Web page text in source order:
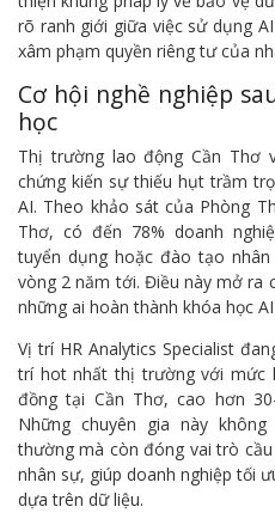
rõ ranh giới giữa việc sử dụng
xâm phạm quyền riêng tư của
Cơ hội nghề nghiệp
học
Thị trường lao động Cần Thơ
chứng kiến sự thiếu hụt trầm
AI. Theo khảo sát của Phòng
Thơ, có đến 78% doanh
tuyển dụng hoặc đào tạo
vòng 2 năm tới. Điều này mở ra
những ai hoàn thành khóa học
Vị trí HR Analytics Specialist
trí hot nhất thị trường với mức
đồng tại Cần Thơ, cao hơn
Những chuyên gia này
thường mà còn đóng vai trò
nhân sự, giúp doanh nghiệp tối
dựa trên dữ liệu.